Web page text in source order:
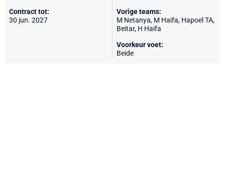
Contract tot:
30 jun. 2027
Vorige teams:
M Netanya, M Haifa, Hapoel TA,
Beitar, H Haifa
Voorkeur voet:
Beide